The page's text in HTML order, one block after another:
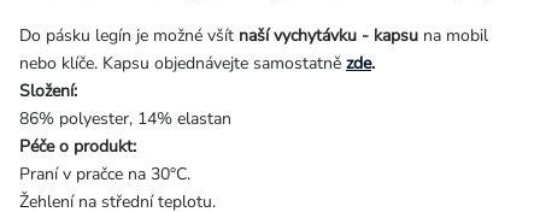
Do pásku legín je možné všít naší vychytávku - kapsu na mobil
nebo klíče. Kapsu objednávejte samostatně zde.
Složení:
86% polyester, 14% elastan
Péče o produkt:
Praní v pračce na 30°C.
Žehlení na střední teplotu.